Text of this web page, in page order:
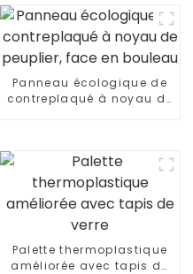
Panneau écologique de
contreplaqué à noyau de
Palette thermoplastique
améliorée avec tapis de